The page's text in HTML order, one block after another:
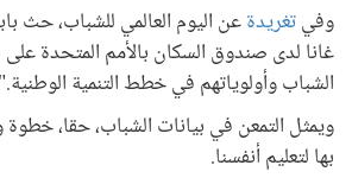
وفيتغريدةعن اليوم العالمي للشباب، حث
غانا لدى صندوق السكان بالأمم المتحدة
الشباب وأولوياتهم في خطط التنمية الوطنية."
ويمثل التمعن في بيانات الشباب، حقا،
بها لتعليم أنفسنا.